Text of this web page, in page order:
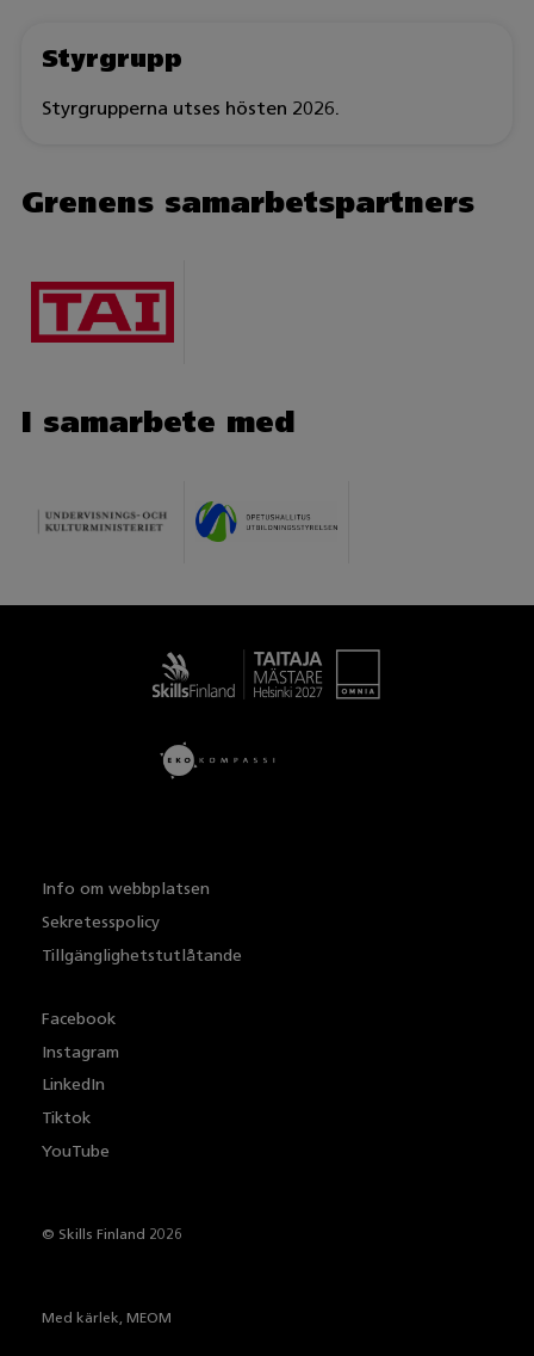
Styrgrupp
Styrgrupperna utses hösten 2026.
Grenens samarbetspartners
I samarbete med
Info om webbplatsen
Sekretesspolicy
Tillgänglighetstutlåtande
Facebook
Instagram
LinkedIn
Tiktok
YouTube
© Skills Finland 2026
Med kärlek, MEOM